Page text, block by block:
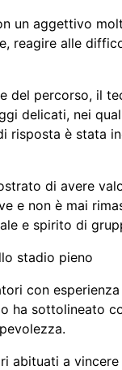
un aggettivo
reagire alle
del percorso, il
delicati, nei
risposta è stata
di avere
e non è mai
e spirito di
stadio pieno
con
ha sottolineato
abituati a